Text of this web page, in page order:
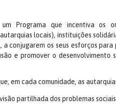
Programa que incentiva os
locais), instituições
a conjugarem os seus esforços
e promover o
em cada comunidade, as
partilhada dos problemas